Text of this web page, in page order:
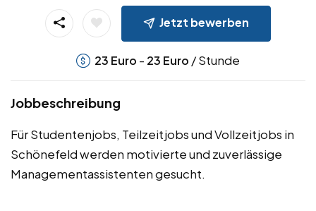
Jetzt bewerben
23 Euro - 23 Euro / Stunde
Jobbeschreibung
Für Studentenjobs, Teilzeitjobs und Vollzeitjobs in
Schönefeld werden motivierte und zuverlässige
Managementassistenten gesucht.